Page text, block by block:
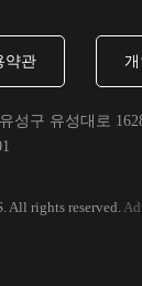
약관
성구 유성대로
All rights reserved.